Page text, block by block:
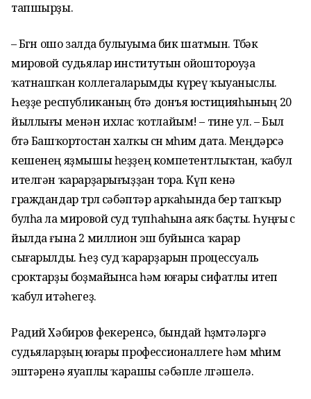
тапшырҙы.
– Бөгөн ошо залда булыуыма бик шатмын. Төбәк
мировой судьялар институтын ойоштороуҙа
ҡатнашҡан коллегаларымды күреү ҡыуаныслы.
Һеҙҙе республиканың бөтә донъя юстицияһының 20
йыллығы менән ихлас ҡотлайым! – тине ул. – Был
бөтә Башҡортостан халҡы өсөн мөһим дата. Меңдәрсә
кешенең яҙмышы һеҙҙең компетентлыҡтан, ҡабул
ителгән ҡарарҙарығыҙҙан тора. Күп кенә
граждандар төрлө сәбәптәр арҡаһында бер тапҡыр
булһа ла мировой суд тупһаһына аяҡ баҫты. Һуңғы өс
йылда ғына 2 миллион эш буйынса ҡарар
сығарылды. Һеҙ суд ҡарарҙарын процессуаль
сроктарҙы боҙмайынса һәм юғары сифатлы итеп
ҡабул итәһегеҙ.
Радий Хәбиров фекеренсә, бындай һөҙөмтәләргә
судьяларҙың юғары профессионаллеге һәм мөһим
эштәренә яуаплы ҡарашы сәбәпле өлгәшелә.